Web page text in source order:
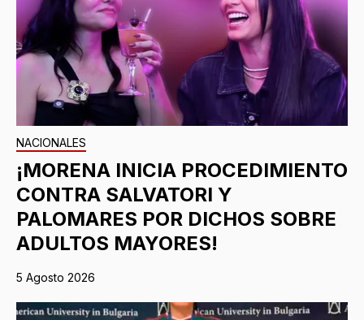
NACIONALES
¡MORENA INICIA PROCEDIMIENTO
CONTRA SALVATORI Y
PALOMARES POR DICHOS SOBRE
ADULTOS MAYORES!
5 Agosto 2026